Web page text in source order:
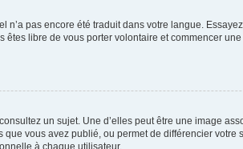
pas encore été traduit dans votre langue.
libre de vous porter volontaire et commencer
un sujet. Une d’elles peut être une image
vous avez publié, ou permet de différencier votre
à chaque utilisateur.